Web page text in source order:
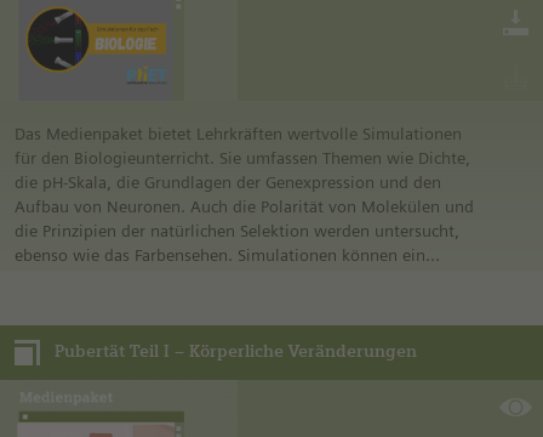
Lernprozess einzubinden.
Das Medienpaket bietet Lehrkräften wertvolle Simulationen
für den Biologieunterricht. Sie umfassen Themen wie Dichte,
die pH-Skala, die Grundlagen der Genexpression und den
Aufbau von Neuronen. Auch die Polarität von Molekülen und
die Prinzipien der natürlichen Selektion werden untersucht,
ebenso wie das Farbensehen. Simulationen können ein
aktiv in den Lernprozess ein, indem sie die Simulationen
testen und unterschiedliche Szenarien ausprobieren.
Pubertät Teil I – Körperliche Veränderungen